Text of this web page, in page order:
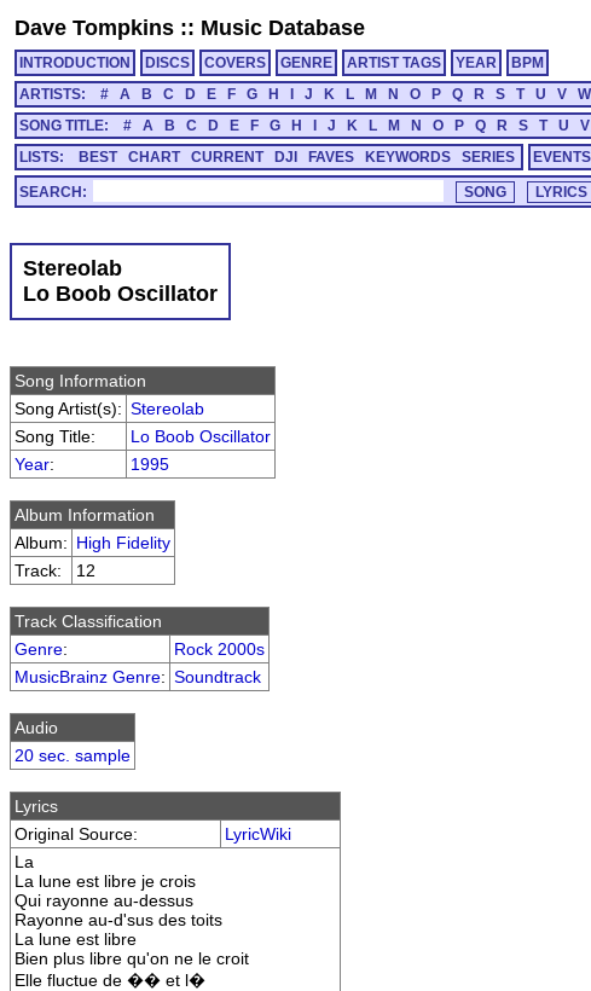
Dave Tompkins :: Music Database
INTRODUCTION DISCS COVERS GENRE ARTIST TAGS YEAR
BPM
ARTISTS:
# A B C D E F G H J K L M N O P Q R S T U V W
SONG TITLE:
# A B C D E F G H J K L M N O P Q R S T U V
LISTS:
BEST CHART CURRENT DJI FAVES KEYWORDS SERIES EVENTS
SEARCH:
Stereolab
Lo Boob Oscillator
Song Information
Song Artist(s): Stereolab
Song Title:
Lo Boob Oscillator
Year: 1995
Album Information
Album: High Fidelity
Track:
12
Track Classification
Genre:
Rock 2000s
MusicBrainz Genre: Soundtrack
Audio
20 sec. sample
Lyrics
Original Source:
LyricWiki
La
La lune est libre je crois
Qui rayonne au-dessus
Rayonne au-d'sus des toits
La lune est libre
Bien plus libre qu'on ne le croit
Elle fluctue de �� et l�